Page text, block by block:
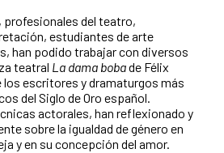
del teatro,
estudiantes de arte
han podido trabajar con diversos
teatral La dama bobade Félix
los escritores y dramaturgos más
del Siglo de Oro español.
actorales, han reflexionado y
sobre la igualdad de género en
y en su concepción del amor.